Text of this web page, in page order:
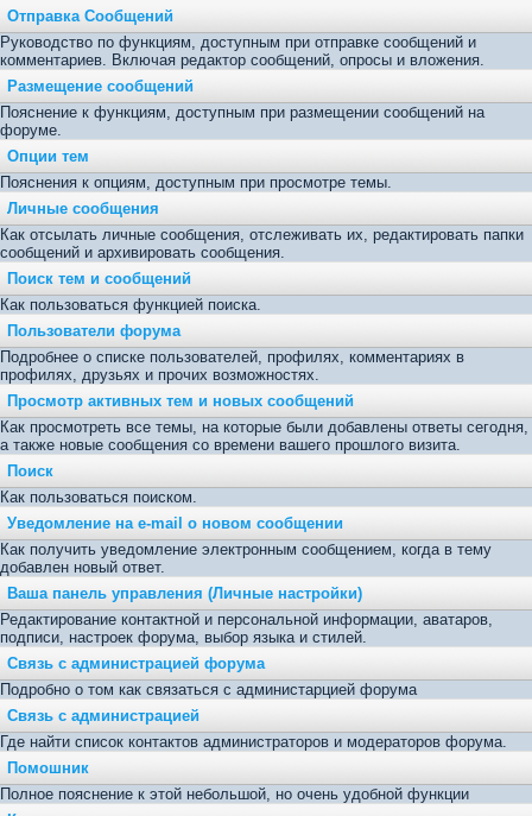
Отправка Сообщений
Руководство по функциям, доступным при отправке сообщений и
комментариев. Включая редактор сообщений, опросы и вложения.
Размещение сообщений
Пояснение к функциям, доступным при размещении сообщений на
форуме.
Опции тем
Пояснения к опциям, доступным при просмотре темы.
Личные сообщения
Как отсылать личные сообщения, отслеживать их, редактировать папки
сообщений и архивировать сообщения.
Поиск тем и сообщений
Как пользоваться функцией поиска.
Пользователи форума
Подробнее о списке пользователей, профилях, комментариях в
профилях, друзьях и прочих возможностях.
Просмотр активных тем и новых сообщений
Как просмотреть все темы, на которые были добавлены ответы сегодня,
а также новые сообщения со времени вашего прошлого визита.
Поиск
Как пользоваться поиском.
Уведомление на е-mail о новом сообщении
Как получить уведомление электронным сообщением, когда в тему
добавлен новый ответ.
Ваша панель управления (Личные настройки)
Редактирование контактной и персональной информации, аватаров,
подписи, настроек форума, выбор языка и стилей.
Связь с администрацией форума
Подробно о том как связаться с администарцией форума
Связь с администрацией
Где найти список контактов администраторов и модераторов форума.
Помошник
Полное пояснение к этой небольшой, но очень удобной функции